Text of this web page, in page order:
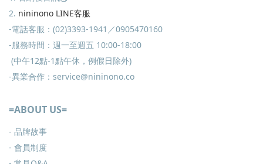
2. nininono LINE客服
-電話客服：(02)3393-1941／0905470160
-服務時間：週一至週五 10:00-18:00
(中午12點-1點午休，例假日除外)
-異業合作：service@nininono.co
=ABOUT US=
- 品牌故事
- 會員制度